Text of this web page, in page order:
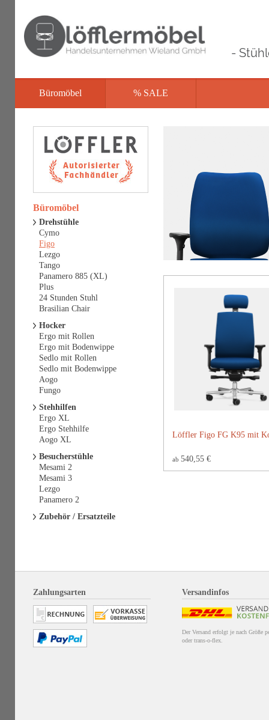
-
Büromöbel % SALE
Löffler Figo FG K95 mit
ab 540,55 €
Büromöbel
Drehstühle
Cymo
Figo
Lezgo
Tango
Panamero 885 (XL)
Plus
24 Stunden Stuhl
Brasilian Chair
Hocker
Ergo mit Rollen
Ergo mit Bodenwippe
Sedlo mit Rollen
Sedlo mit Bodenwippe
Aogo
Fungo
Stehhilfen
Ergo XL
Ergo Stehhilfe
Aogo XL
Besucherstühle
Mesami 2
Mesami 3
Lezgo
Panamero 2
Zubehör / Ersatzteile
Zahlungsarten Versandinfos
Der Versand erfolgt je nach Größe
oder trans-o-flex.